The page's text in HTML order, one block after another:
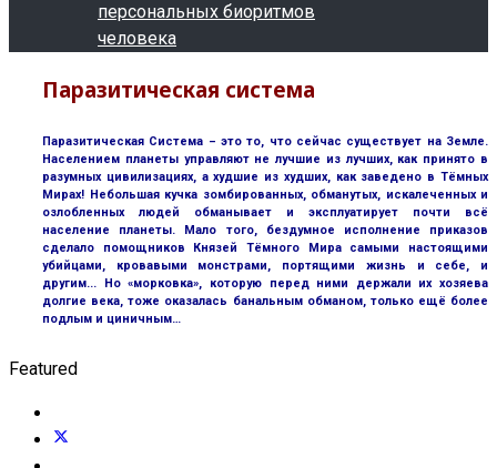
персональных биоритмов
человека
Паразитическая система
Паразитическая Система – это то, что сейчас существует на Земле.
Населением планеты управляют не лучшие из лучших, как принято в
разумных цивилизациях, а худшие из худших, как заведено в Тёмных
Мирах! Небольшая кучка зомбированных, обманутых, искалеченных и
озлобленных людей обманывает и эксплуатирует почти всё
население планеты. Мало того, бездумное исполнение приказов
сделало помощников Князей Тёмного Мира самыми настоящими
убийцами, кровавыми монстрами, портящими жизнь и себе, и
другим... Но «морковка», которую перед ними держали их хозяева
долгие века, тоже оказалась банальным обманом, только ещё более
подлым и циничным…
Featured